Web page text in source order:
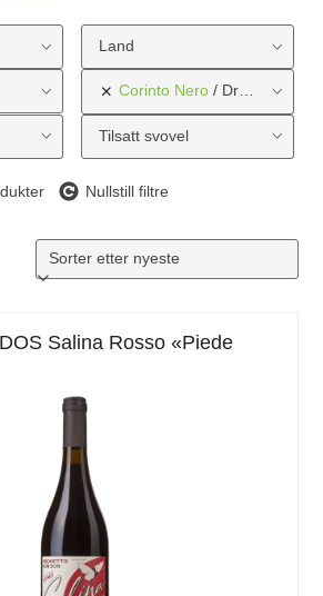
Land
Corinto Nero Druetype
Tilsatt svovel
Nullstill filtre
Salina Rosso «Piede